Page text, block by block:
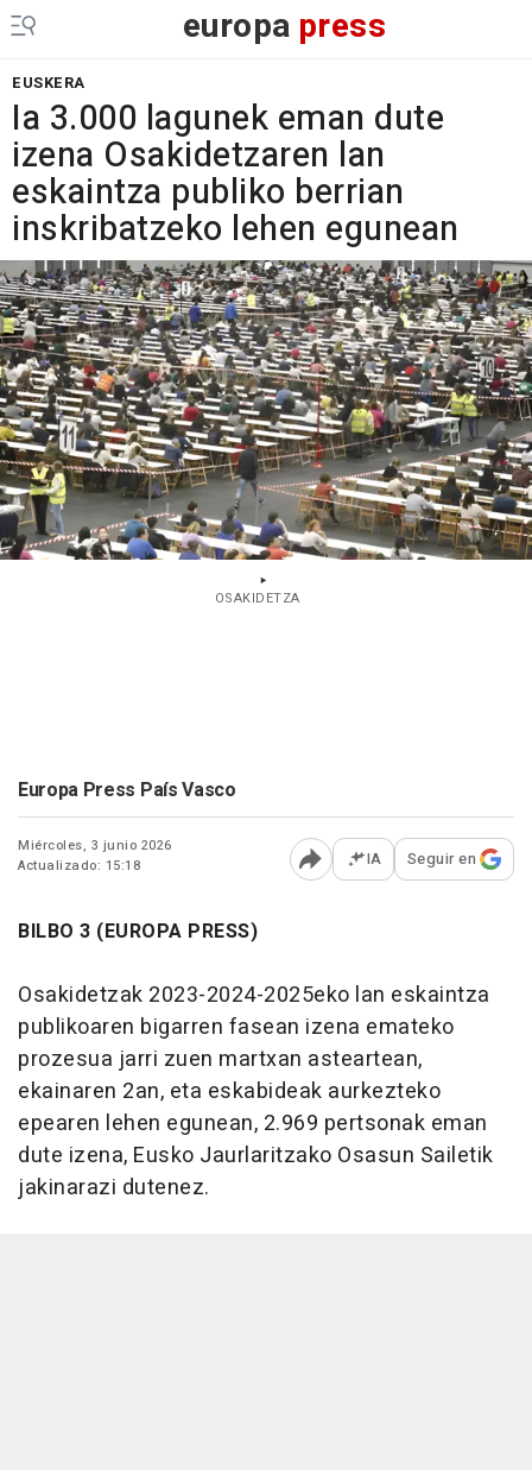
europa press
EUSKERA
Ia 3.000 lagunek eman dute
izena Osakidetzaren lan
eskaintza publiko berrian
inskribatzeko lehen egunean
OSAKIDETZA
Europa Press País Vasco
Miércoles, 3 junio 2026
Actualizado: 15:18
Abrir opciones para
IA Seguir en
BILBO 3 (EUROPA PRESS)
Osakidetzak 2023-2024-2025eko lan eskaintza
publikoaren bigarren fasean izena emateko
prozesua jarri zuen martxan asteartean,
ekainaren 2an, eta eskabideak aurkezteko
epearen lehen egunean, 2.969 pertsonak eman
dute izena, Eusko Jaurlaritzako Osasun Sailetik
jakinarazi dutenez.